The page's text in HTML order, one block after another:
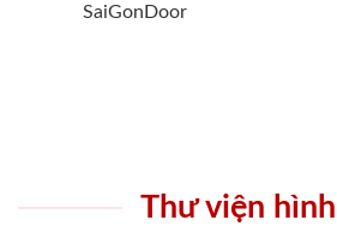
SaiGonDoor
Thư viện